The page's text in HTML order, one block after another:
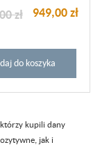
949,00 zł
zł
do koszyka
kupili dany
jak i